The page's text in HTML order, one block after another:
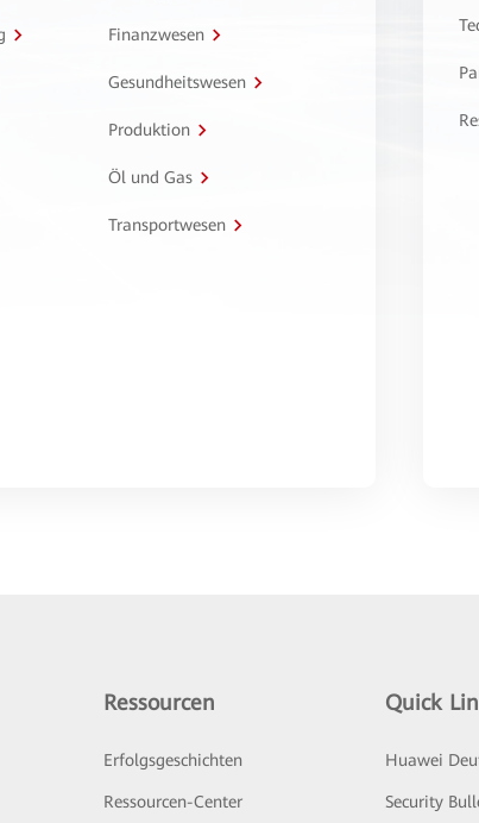
Finanzwesen
Gesundheitswesen
Produktion
Öl und Gas
Transportwesen
Ressourcen
Erfolgsgeschichten
Ressourcen-Center
Quick
Huawei
Security